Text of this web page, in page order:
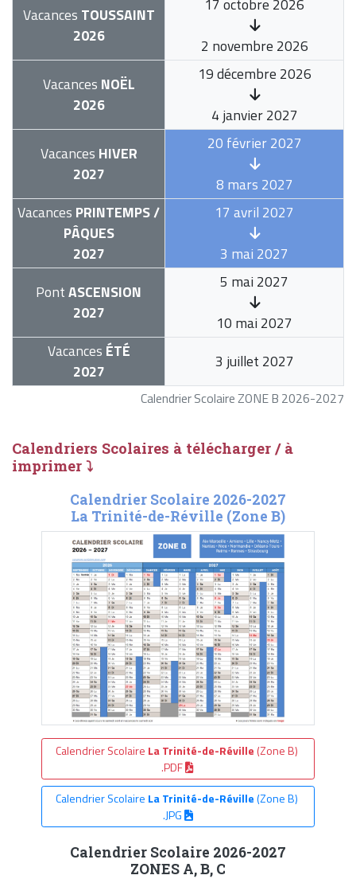
Calendrier Scolaire ZONE B 2026-2027
Vacances TOUSSAINT
2026
17 octobre 2026
2 novembre 2026
Vacances NOËL
2026
19 décembre 2026
4 janvier 2027
Vacances HIVER
2027
20 février 2027
8 mars 2027
Vacances PRINTEMPS /
PÂQUES
2027
17 avril 2027
3 mai 2027
PontASCENSION
2027
5 mai 2027
10 mai 2027
Vacances ÉTÉ
2027
3 juillet 2027
Calendriers Scolaires à télécharger / à
imprimer ⤵
Calendrier Scolaire 2026-2027
La Trinité-de-Réville (Zone B)
Calendrier Scolaire La Trinité-de-Réville (Zone B)
.PDF
Calendrier Scolaire La Trinité-de-Réville(Zone B)
.JPG
Calendrier Scolaire 2026-2027
ZONES A, B, C